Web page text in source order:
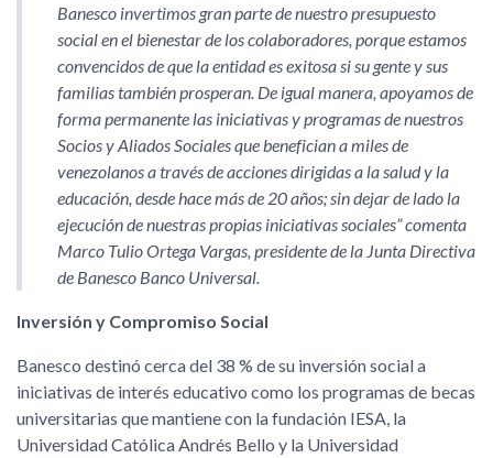
Banesco invertimos gran parte de nuestro presupuesto
social en el bienestar de los colaboradores, porque estamos
convencidos de que la entidad es exitosa si su gente y sus
familias también prosperan. De igual manera, apoyamos de
forma permanente las iniciativas y programas de nuestros
Socios y Aliados Sociales que benefician a miles de
venezolanos a través de acciones dirigidas a la salud y la
educación, desde hace más de 20 años; sin dejar de lado la
ejecución de nuestras propias iniciativas sociales” comenta
Marco Tulio Ortega Vargas, presidente de la Junta Directiva
de Banesco Banco Universal.
Inversión y Compromiso Social
Banesco destinó cerca del 38 % de su inversión social a
iniciativas de interés educativo como los programas de becas
universitarias que mantiene con la fundación IESA, la
Universidad Católica Andrés Bello y la Universidad